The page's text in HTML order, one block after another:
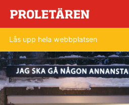
Lås upp hela webbplatsen